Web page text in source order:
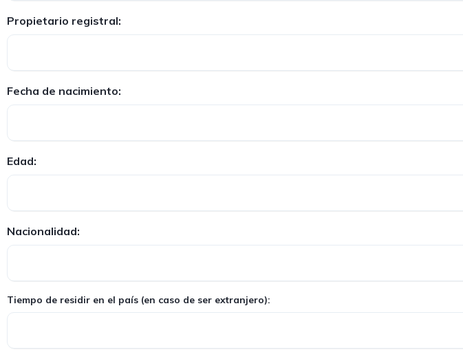
Propietario registral:
Fecha de nacimiento:
Edad:
Nacionalidad:
Tiempo de residir en el país (en caso de ser extranjero):